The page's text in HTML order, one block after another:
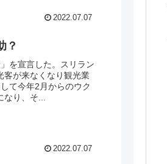
2022.07.07
？
を宣言した。スリラン
客が来なくなり観光業
て今年2月からのウク
り、そ...
2022.07.07